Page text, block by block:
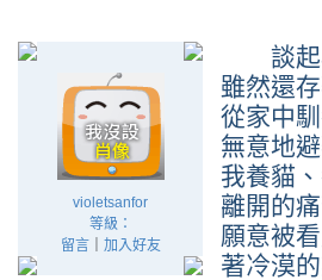
violetsanfor
等級：
留言｜ 加入好友
談起小
雖然還
從家中
無意地
我養貓
離開的
願意被
著冷漠